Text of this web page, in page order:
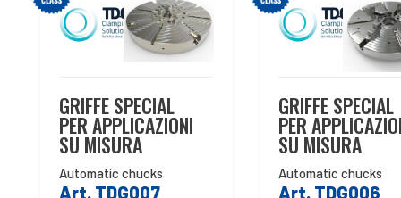
GRIFFE SPECIAL
PER APPLICAZIONI
SU MISURA
Automatic chucks
Art. TDG007
GRIFFE SPECIAL
PER
SU MISURA
Automatic chucks
Art. TDG006